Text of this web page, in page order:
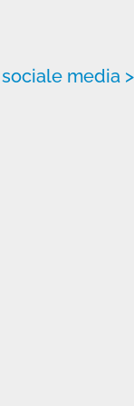
media >